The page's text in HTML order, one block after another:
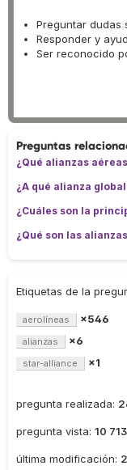
Preguntar dudas
Responder y
Ser reconocido
Preguntas
¿Qué alianzas
¿A qué alianza
¿Cuáles son la
¿Qué son las
Etiquetas de la
aerolíneas ×546
alianzas ×6
star-alliance ×1
pregunta realizada:
pregunta vista: 10
última modificación: